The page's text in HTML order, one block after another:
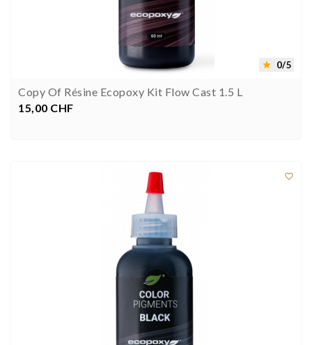
 0/5
Copy Of Résine Ecopoxy Kit Flow Cast 1.5 L
Preis
15,00 CHF
